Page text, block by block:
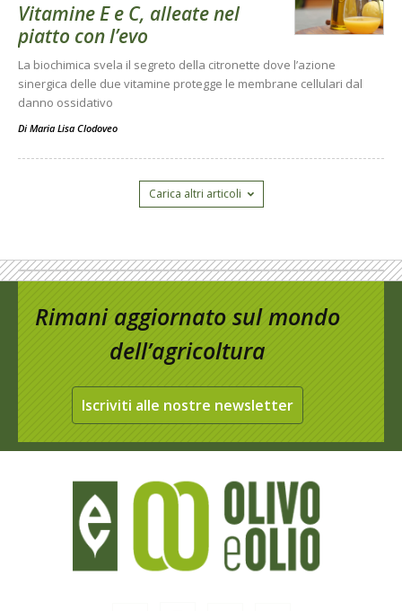
Vitamine E e C, alleate nel
piatto con l’evo
La biochimica svela il segreto della citronette dove l’azione
sinergica delle due vitamine protegge le membrane cellulari dal
danno ossidativo
Di Maria Lisa Clodoveo
Carica altri articoli
Rimani aggiornato sul mondo
dell’agricoltura
Iscriviti alle nostre newsletter